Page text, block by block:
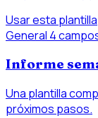
Usar esta plantilla
General 4
Informe
Una plantilla
próximos pasos.